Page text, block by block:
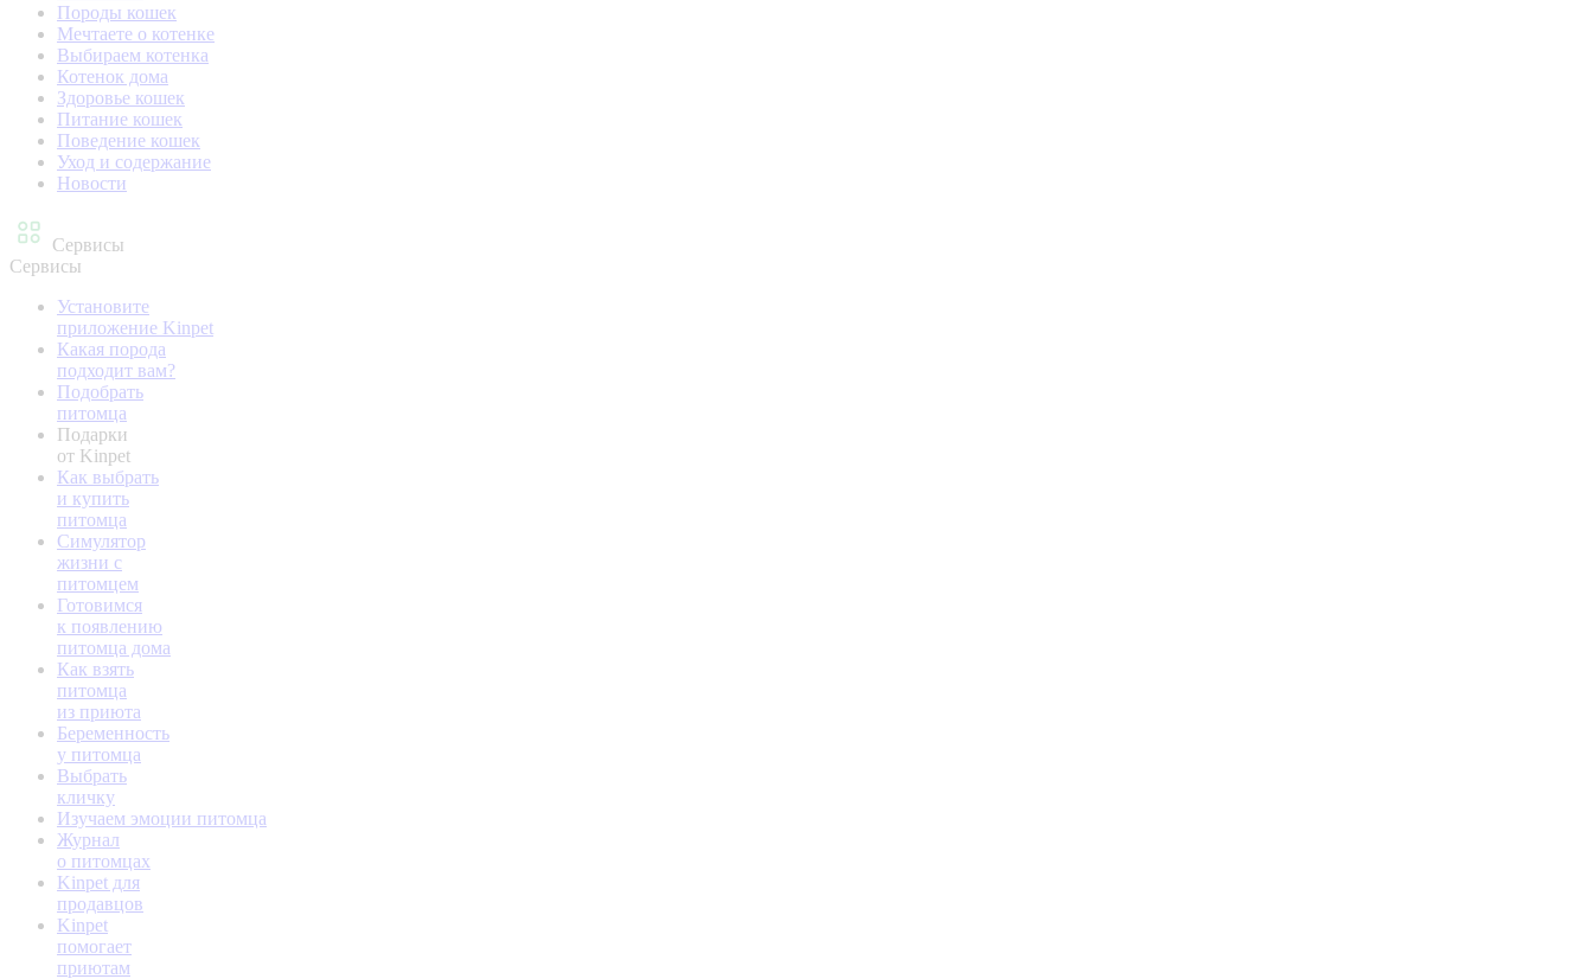
Породы кошек
Мечтаете о котенке
Выбираем котенка
Котенок дома
Здоровье кошек
Питание кошек
Поведение кошек
Уход и содержание
Новости
Сервисы
Сервисы
Установите
приложение Kinpet
Какая порода
подходит вам?
Подобрать
питомца
Подарки
от Kinpet
Как выбрать
и купить
питомца
Симулятор
жизни с
питомцем
Готовимся
к появлению
питомца дома
Как взять
питомца
из приюта
Беременность
у питомца
Выбрать
кличку
Изучаем эмоции питомца
Журнал
о питомцах
Kinpet для
продавцов
Kinpet
помогает
приютам